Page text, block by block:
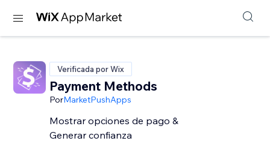
Verificada por Wix
Payment Methods
PorMarketPushApps
Mostrar opciones de pago &
Generar confianza